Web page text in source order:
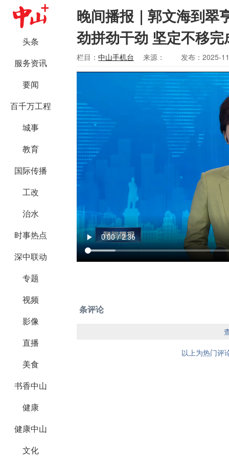
头条
服务资讯
要闻
百千万工程
城事
教育
国际传播
工改
治水
时事热点
深中联动
专题
视频
影像
直播
美食
书香中山
健康
健康中山
文化
晚间播报｜郭文海到翠
劲拼劲干劲 坚定不移
栏目： 中山手机台 来源： 发布：2025-
条评论
以上为热门评